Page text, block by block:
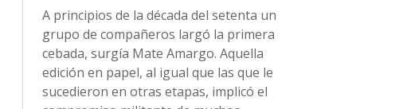
A principios de la década del setenta un
grupo de compañeros largó la primera
cebada, surgía Mate Amargo. Aquella
edición en papel, al igual que las que le
sucedieron en otras etapas, implicó el